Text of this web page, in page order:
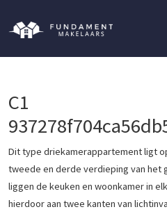
C1
Dit type driekamerappartement ligt
tweede en derde verdieping van het
liggen de keuken en woonkamer in
hierdoor aan twee kanten van